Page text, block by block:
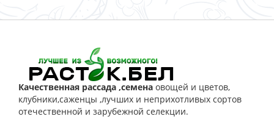
Качественная рассада ,семена овощей и цветов,
клубники,саженцы ,лучших и неприхотливых сортов
отечественной и зарубежной селекции.